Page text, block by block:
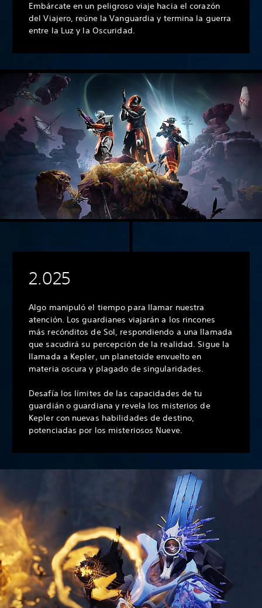
Embárcate en un peligroso viaje hacia el corazón
del Viajero, reúne la Vanguardia y termina la guerra
entre la Luz y la Oscuridad.
2.025
Algo manipuló el tiempo para llamar nuestra
atención. Los guardianes viajarán a los rincones
más recónditos de Sol, respondiendo a una llamada
que sacudirá su percepción de la realidad. Sigue la
llamada a Kepler, un planetoide envuelto en
materia oscura y plagado de singularidades.
Desafía los límites de las capacidades de tu
guardián o guardiana y revela los misterios de
Kepler con nuevas habilidades de destino,
potenciadas por los misteriosos Nueve.